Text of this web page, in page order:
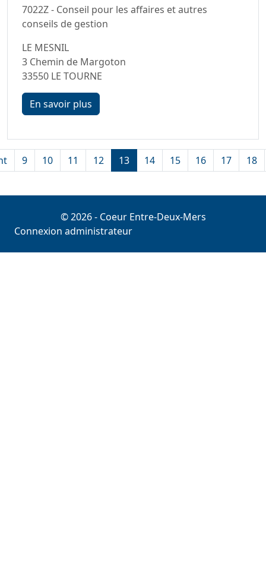
7022Z - Conseil pour les affaires et autres
conseils de gestion
LE MESNIL
3 Chemin de Margoton
33550 LE TOURNE
En savoir plus
9 10 11 12 13 14 15 16 17 18
© 2026 - Coeur Entre-Deux-Mers
Connexion administrateur